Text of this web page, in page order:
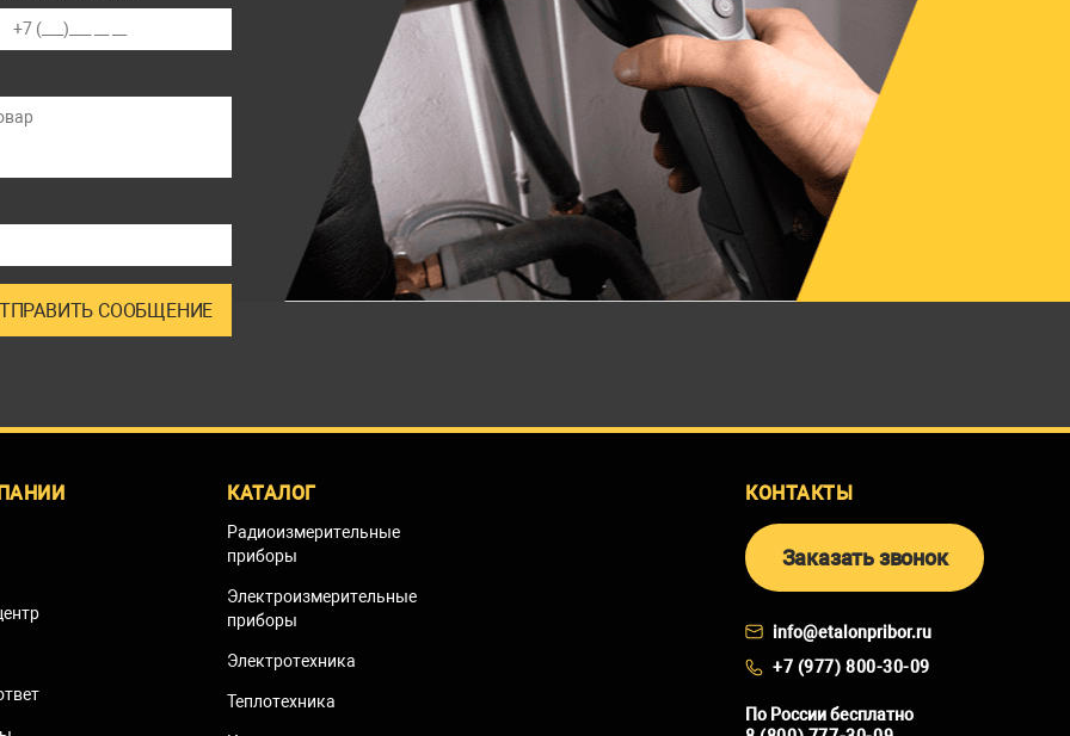
КАТАЛОГ
Радиоизмерительные
приборы
Электроизмерительные
приборы
Электротехника
Теплотехника
КОНТАКТЫ
Заказать звонок
info@etalonpribor.ru
+7 (977) 800-30-09
По России бесплатно